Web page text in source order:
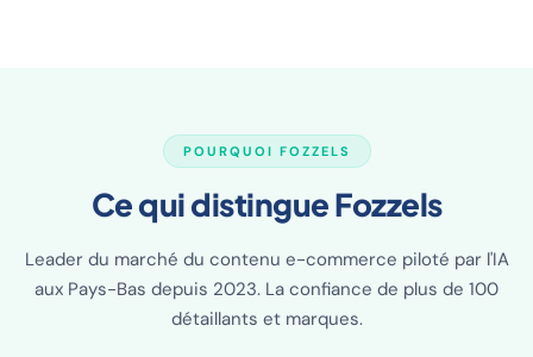
POURQUOI FOZZELS
Ce qui distingue Fozzels
Leader du marché du contenu e-commerce piloté par l'IA
aux Pays-Bas depuis 2023. La confiance de plus de 100
détaillants et marques.